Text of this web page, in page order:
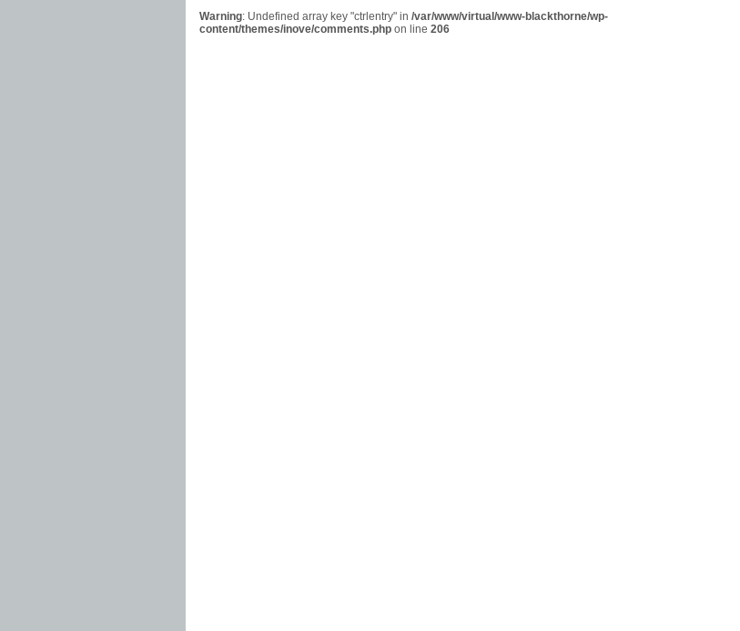
Warning: Undefined array key "ctrlentry" in /var/www/virtual/www-blackthorne/wp-
content/themes/inove/comments.php on line 206